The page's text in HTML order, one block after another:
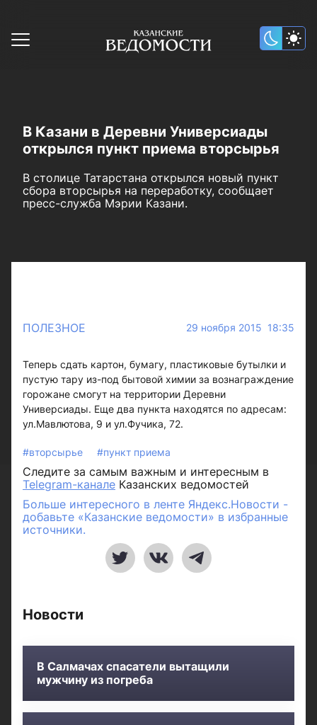
В Казани в Деревни Универсиады
открылся пункт приема вторсырья
В столице Татарстана открылся новый пункт
сбора вторсырья на переработку, сообщает
пресс-служба Мэрии Казани.
ПОЛЕЗНОЕ 29 ноября 2015 18:35
Теперь сдать картон, бумагу, пластиковые бутылки и
пустую тару из-под бытовой химии за вознаграждение
горожане смогут на территории Деревни
Универсиады. Еще два пункта находятся по адресам:
ул.Мавлютова, 9 и ул.Фучика, 72.
#вторсырье #пункт приема
Следите за самым важным и интересным в
Telegram-канале Казанских ведомостей
Больше интересного в ленте Яндекс.Новости -
добавьте «Казанские ведомости» в избранные
источники.
Новости
В Салмачах спасатели вытащили
мужчину из погреба